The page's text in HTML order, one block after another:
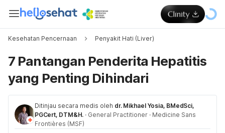
Kesehatan Pencernaan Penyakit Hati (Liver)
7 Pantangan Penderita Hepatitis
yang Penting Dihindari
Ditinjau secara medis oleh dr. Mikhael Yosia, BMedSci,
PGCert, DTM&H. · General Practitioner · Medicine Sans
Frontières (MSF)